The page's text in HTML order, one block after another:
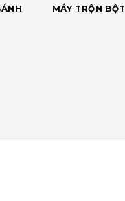
MÁY TRỘN BỘT